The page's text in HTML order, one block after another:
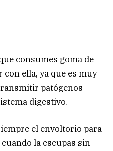
consumes goma de
ella, ya que es muy
patógenos
digestivo.
el envoltorio para
la escupas sin